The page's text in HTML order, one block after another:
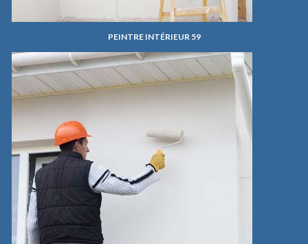
PEINTRE INTÉRIEUR 59